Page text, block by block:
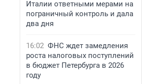
Италии ответными мерами на
пограничный контроль и дала
два дня
16:02 ФНС ждет замедления
роста налоговых поступлений
в бюджет Петербурга в 2026
году